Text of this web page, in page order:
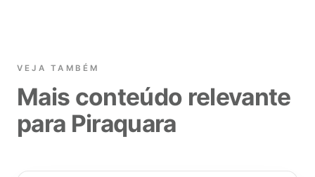
VEJA TAMBÉM
Mais conteúdo relevante
para Piraquara